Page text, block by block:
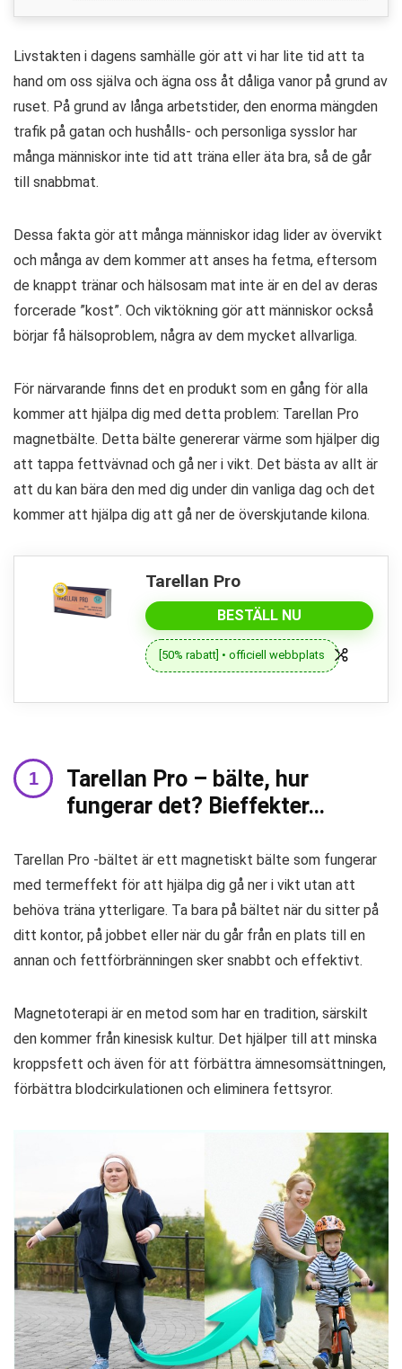
Livstakten i dagens samhälle gör att vi har lite tid att ta
hand om oss själva och ägna oss åt dåliga vanor på grund av
ruset. På grund av långa arbetstider, den enorma mängden
trafik på gatan och hushålls- och personliga sysslor har
många människor inte tid att träna eller äta bra, så de går
till snabbmat.
Dessa fakta gör att många människor idag lider av övervikt
och många av dem kommer att anses ha fetma, eftersom
de knappt tränar och hälsosam mat inte är en del av deras
forcerade ”kost”. Och viktökning gör att människor också
börjar få hälsoproblem, några av dem mycket allvarliga.
För närvarande finns det en produkt som en gång för alla
kommer att hjälpa dig med detta problem: Tarellan Pro
magnetbälte. Detta bälte genererar värme som hjälper dig
att tappa fettvävnad och gå ner i vikt. Det bästa av allt är
att du kan bära den med dig under din vanliga dag och det
kommer att hjälpa dig att gå ner de överskjutande kilona.
Tarellan Pro
BESTÄLL NU
[50% rabatt] • officiell webbplats
Tarellan Pro – bälte, hur
fungerar det? Bieffekter…
Tarellan Pro -bältet är ett magnetiskt bälte som fungerar
med termeffekt för att hjälpa dig gå ner i vikt utan att
behöva träna ytterligare. Ta bara på bältet när du sitter på
ditt kontor, på jobbet eller när du går från en plats till en
annan och fettförbränningen sker snabbt och effektivt.
Magnetoterapi är en metod som har en tradition, särskilt
den kommer från kinesisk kultur. Det hjälper till att minska
kroppsfett och även för att förbättra ämnesomsättningen,
förbättra blodcirkulationen och eliminera fettsyror.